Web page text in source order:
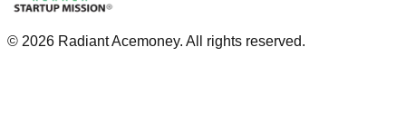
© 2026 Radiant Acemoney. All rights reserved.